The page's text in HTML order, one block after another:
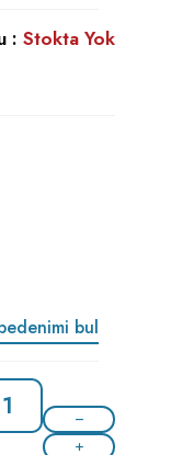
: Stokta Yok
bul